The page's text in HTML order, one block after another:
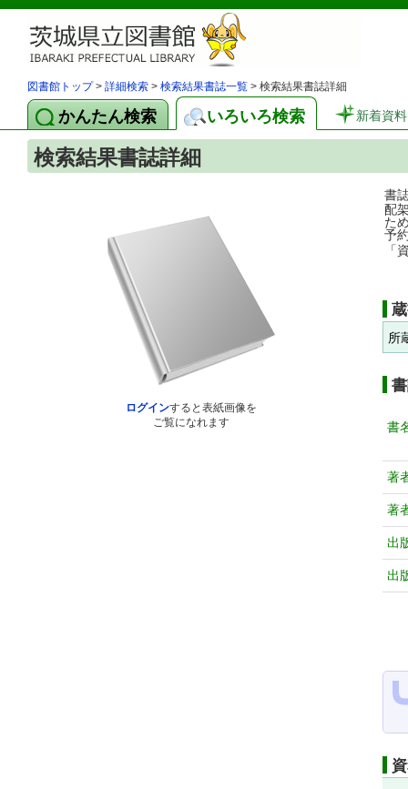
図書館トップ> 詳細検索 > 検索結果書誌一覧 > 検索結果書誌詳細
かんたん検索 いろいろ検索 新着資料
検索結果書誌詳細
ログインすると表紙画像を
ご覧になれます
書
配
た
予
「
所
書
著
著
出
出